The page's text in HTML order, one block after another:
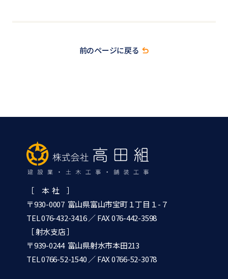
前のページに戻る
［ 本 社 ］
〒930-0007 富山県富山市宝町１丁目１-７
TEL 076-432-3416／ FAX 076-442-3598
［ 射水支店 ］
〒939-0244 富山県射水市本田213
TEL 0766-52-1540 ／ FAX 0766-52-3078